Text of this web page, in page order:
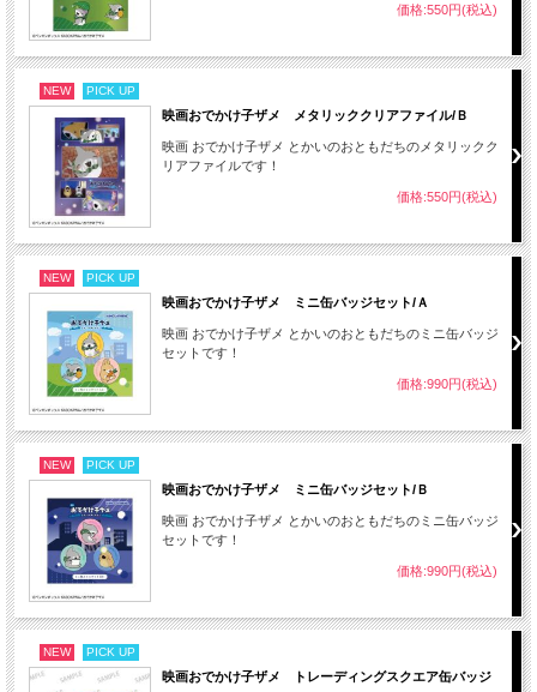
価格:550円(税込)
NEW PICK UP
映画おでかけ子ザメ メタリッククリアファイル/Ｂ
映画 おでかけ子ザメ とかいのおともだちのメタリックク
リアファイルです！
価格:550円(税込)
NEW PICK UP
映画おでかけ子ザメ ミニ缶バッジセット/Ａ
映画 おでかけ子ザメ とかいのおともだちのミニ缶バッジ
セットです！
価格:990円(税込)
NEW PICK UP
映画おでかけ子ザメ ミニ缶バッジセット/Ｂ
映画 おでかけ子ザメ とかいのおともだちのミニ缶バッジ
セットです！
価格:990円(税込)
NEW PICK UP
映画おでかけ子ザメ トレーディングスクエア缶バッジ